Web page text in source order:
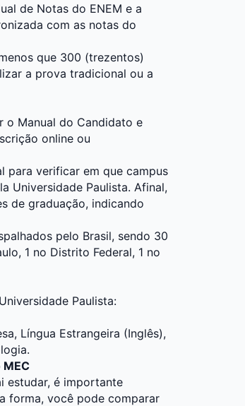
de Notas do ENEM e a
com as notas do
que 300 (trezentos)
a prova tradicional ou a
o Manual do Candidato e
online ou
para verificar em que campus
Universidade Paulista. Afinal,
de graduação, indicando
pelo Brasil, sendo 30
1 no Distrito Federal, 1 no
Paulista:
Língua Estrangeira (Inglês),
estudar, é importante
forma, você pode comparar